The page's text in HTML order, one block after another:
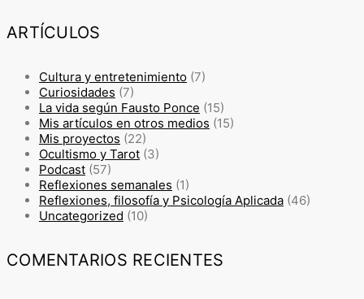
ARTÍCULOS
Cultura y entretenimiento (7)
Curiosidades (7)
La vida según Fausto Ponce (15)
Mis artículos en otros medios (15)
Mis proyectos (22)
Ocultismo y Tarot (3)
Podcast (57)
Reflexiones semanales (1)
Reflexiones, filosofía y Psicología Aplicada (46)
Uncategorized (10)
COMENTARIOS RECIENTES